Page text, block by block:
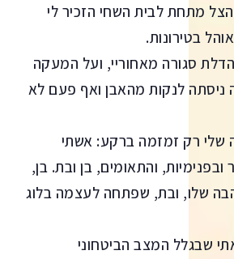
מתחת לבית השחי הזכיר לי
בטירונות.
סגורה מאחוריי, ועל המעקה
לנקות מהאבן ואף פעם לא
שלי רק זמזמה ברקע: אשתי
והתאומים, בן ובת. בן,
שלו, ובת, שפתחה לעצמה בלוג
שבגלל המצב הביטחוני